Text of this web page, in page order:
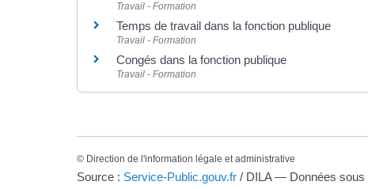
Travail - Formation
Temps de travail dans la fonction publique
Travail - Formation
Congés dans la fonction publique
Travail - Formation
© Direction de l'information légale et administrative
Source : Service-Public.gouv.fr / DILA — Données sous